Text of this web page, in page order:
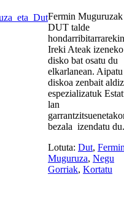
Fermin Muguruzak
DUT talde
hondarribitarrarekin
Ireki Ateak izeneko
disko bat osatu du
elkarlanean. Aipatu
diskoa zenbait
espezializatuk
lan
bezala izendatu du.
Lotuta: Dut,
Muguruza, Negu
Gorriak, Kortatu